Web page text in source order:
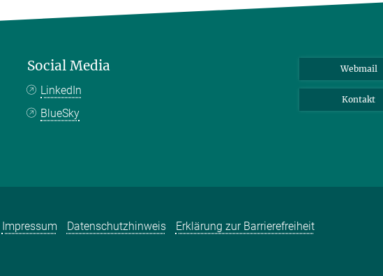
Social Media
LinkedIn
BlueSky
Webmail
Kontakt
Impressum Datenschutzhinweis Erklärung zur Barrierefreiheit